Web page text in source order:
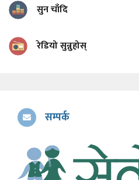
सुन चाँदि
रेडियो सुन्नुहोस्
सम्पर्क